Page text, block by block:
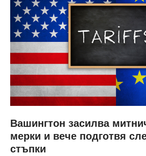
Вашингтон засилва
мерки и вече подготвя
стъпки